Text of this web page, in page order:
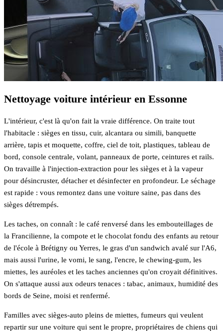
Nettoyage voiture intérieur en Essonne
L'intérieur, c'est là qu'on fait la vraie différence. On traite tout
l'habitacle : sièges en tissu, cuir, alcantara ou simili, banquette
arrière, tapis et moquette, coffre, ciel de toit, plastiques, tableau de
bord, console centrale, volant, panneaux de porte, ceintures et rails.
On travaille à l'injection-extraction pour les sièges et à la vapeur
pour désincruster, détacher et désinfecter en profondeur. Le séchage
est rapide : vous remontez dans une voiture saine, pas dans des
sièges détrempés.
Les taches, on connaît : le café renversé dans les embouteillages de
la Francilienne, la compote et le chocolat fondu des enfants au retour
de l'école à Brétigny ou Yerres, le gras d'un sandwich avalé sur l'A6,
mais aussi l'urine, le vomi, le sang, l'encre, le chewing-gum, les
miettes, les auréoles et les taches anciennes qu'on croyait définitives.
On s'attaque aussi aux odeurs tenaces : tabac, animaux, humidité des
bords de Seine, moisi et renfermé.
Familles avec sièges-auto pleins de miettes, fumeurs qui veulent
repartir sur une voiture qui sent le propre, propriétaires de chiens qui